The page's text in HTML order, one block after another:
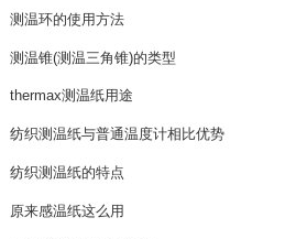
测温环的使用方法
测温锥(测温三角锥)的类型
thermax测温纸用途
纺织测温纸与普通温度计相比优势
纺织测温纸的特点
原来感温纸这么用